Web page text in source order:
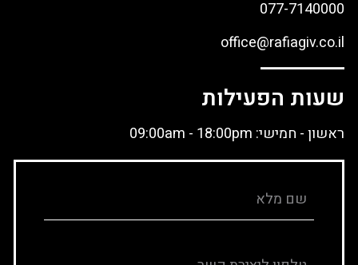
077-7140000
office@rafiagiv.co.il
שעות הפעילות
ראשון - חמישי: 09:00am - 18:00pm